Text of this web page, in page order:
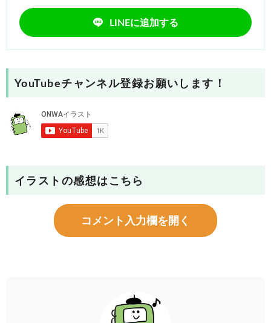
LINEに追加する
YouTubeチャンネル登録お願いします！
イラストの感想はこちら
コメント入力欄を開く